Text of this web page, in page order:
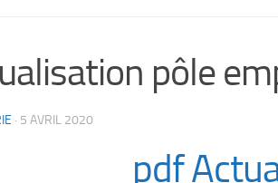
pôle
· 5 AVRIL 2020
pdf